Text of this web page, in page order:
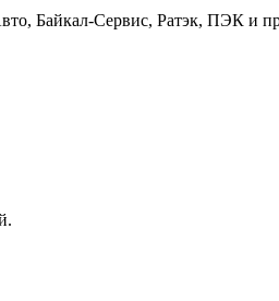
Байкал-Сервис, Ратэк, ПЭК и